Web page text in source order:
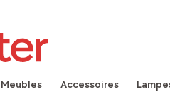
Meubles Accessoires